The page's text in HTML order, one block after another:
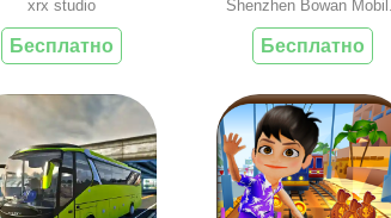
xrx studio
Бесплатно
Shenzhen Bowan Mobil..
Бесплатно